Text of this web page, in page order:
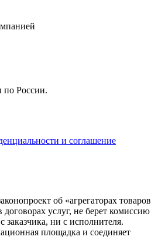
по России.
и соглашение
об «агрегаторах товаров
договорах услуг, не берет комиссию
заказчика, ни с исполнителя.
площадка и соединяет